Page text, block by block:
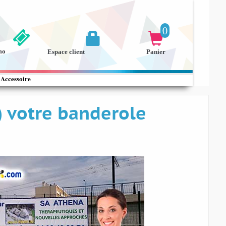
0

Panier

Espace client
Accessoire
votre banderole